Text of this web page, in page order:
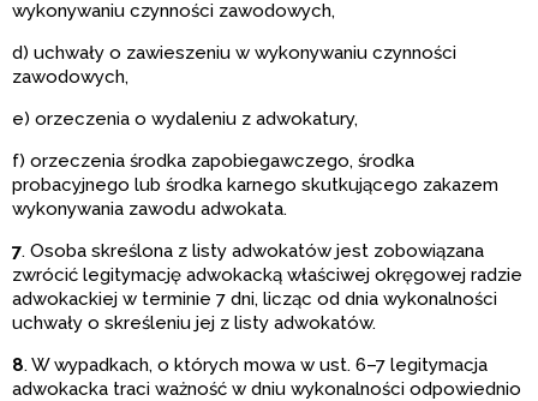
wykonywaniu czynności zawodowych,
d) uchwały o zawieszeniu w wykonywaniu czynności
zawodowych,
e) orzeczenia o wydaleniu z adwokatury,
f) orzeczenia środka zapobiegawczego, środka
probacyjnego lub środka karnego skutkującego zakazem
wykonywania zawodu adwokata.
7. Osoba skreślona z listy adwokatów jest zobowiązana
zwrócić legitymację adwokacką właściwej okręgowej radzie
adwokackiej w terminie 7 dni, licząc od dnia wykonalności
uchwały o skreśleniu jej z listy adwokatów.
8. W wypadkach, o których mowa w ust. 6–7 legitymacja
adwokacka traci ważność w dniu wykonalności odpowiednio